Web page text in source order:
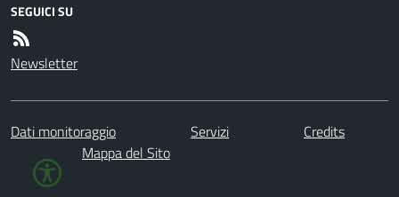
SEGUICI SU
Newsletter
Dati monitoraggio Servizi
Credits
Mappa del Sito